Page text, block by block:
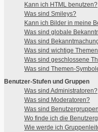
Kann ich HTML benutzen?
Was sind Smileys?
Kann ich Bilder in meine
Was sind globale
Was sind
Was sind wichtige
Was sind geschlossene
Was sind Themen-
Benutzer-Stufen und Gruppen
Was sind Administratoren?
Was sind Moderatoren?
Was sind
Wo finde ich die
Wie werde ich